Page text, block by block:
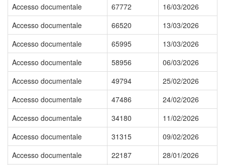
Accesso documentale
67772
16/03/2026
Accesso documentale
66520
13/03/2026
Accesso documentale
65995
13/03/2026
Accesso documentale
58956
06/03/2026
Accesso documentale
49794
25/02/2026
Accesso documentale
47486
24/02/2026
Accesso documentale
34180
11/02/2026
Accesso documentale
31315
09/02/2026
Accesso documentale
22187 28/01/2026